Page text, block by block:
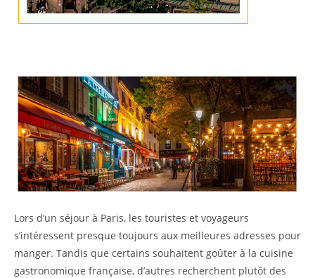
Lors d’un séjour à Paris, les touristes et voyageurs
s’intéressent presque toujours aux meilleures adresses pour
manger. Tandis que certains souhaitent goûter à la cuisine
gastronomique française, d’autres recherchent plutôt des